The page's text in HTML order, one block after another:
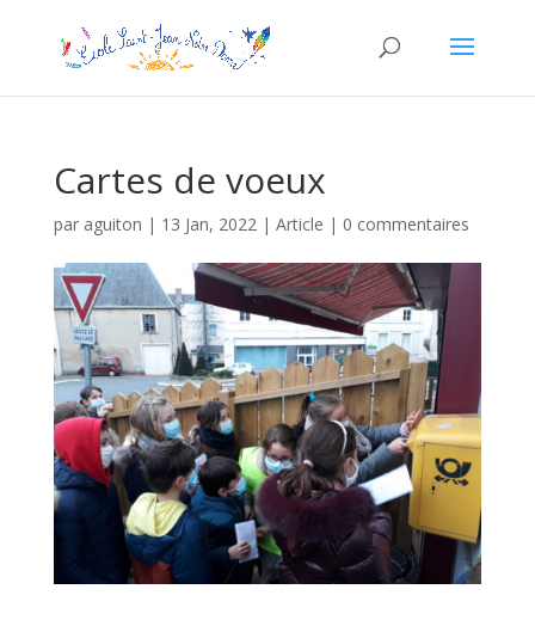
Cartes de voeux
par aguiton | 13 Jan, 2022| Article | 0 commentaires